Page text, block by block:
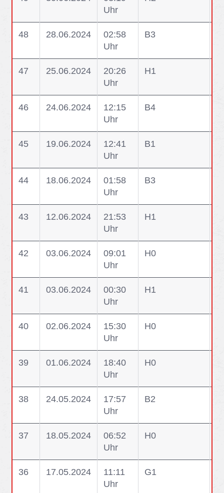
Uhr
48 28.06.2024
02:58
Uhr
B3
47 25.06.2024
20:26
Uhr
H1
46 24.06.2024
12:15
Uhr
B4
45 19.06.2024
12:41
Uhr
B1
44 18.06.2024
01:58
Uhr
B3
43 12.06.2024
21:53
Uhr
H1
42 03.06.2024
09:01
Uhr
H0
41 03.06.2024
00:30
Uhr
H1
40 02.06.2024
15:30
Uhr
H0
39 01.06.2024
18:40
Uhr
H0
38 24.05.2024
17:57
Uhr
B2
37 18.05.2024
06:52
Uhr
H0
36 17.05.2024
11:11
Uhr
G1